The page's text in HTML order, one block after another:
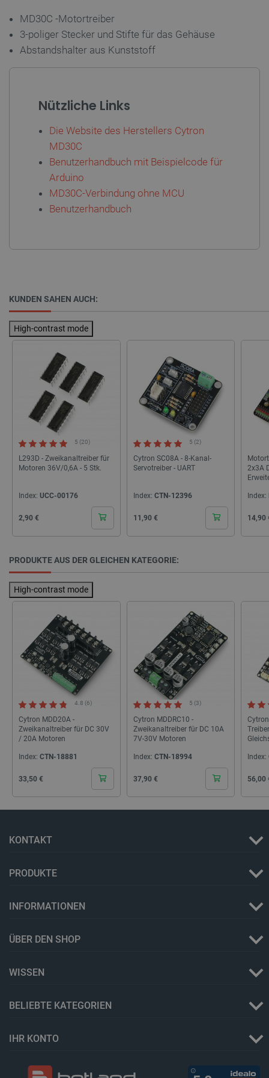
MD30C -Motortreiber
3-poliger Stecker und Stifte für das Gehäuse
Abstandshalter aus Kunststoff
Nützliche Links
Die Website des Herstellers Cytron
MD30C
Benutzerhandbuch mit Beispielcode für
Arduino
MD30C-Verbindung ohne MCU
Benutzerhandbuch
KUNDEN SAHEN AUCH:
High-contrast mode
5 (20)
L293D - Zweikanaltreiber für
Motoren 36V/0,6A - 5 Stk.
Index: UCC-00176
Cena
2,90 €
5 (2)
Cytron SC08A - 8-Kanal-
Servotreiber - UART
Index: CTN-12396
Cena
11,90 €
2x3A
Index:
Cena
14,90
PRODUKTE AUS DER GLEICHEN KATEGORIE:
High-contrast mode
4.8 (6)
Cytron MDD20A -
Zweikanaltreiber für DC 30V
/ 20A Motoren
Index: CTN-18881
Cena
33,50 €
5 (3)
Cytron MDDRC10 -
Zweikanaltreiber für DC 10A
7V-30V Motoren
Index: CTN-18994
Cena
37,90 €
Index:
Cena
56,00
KONTAKT
PRODUKTE
INFORMATIONEN
ÜBER DEN SHOP
WISSEN
BELIEBTE KATEGORIEN
IHR KONTO
critAccountId
PrestaShop-[abcdef0123456789]{32} .botland.de
LaVisitorId_Ym90bGFuZC5sYWRlc2suY29tLw
_lb
isListDisplay botland.de
LaSID
_smvs .botland.de
critCartData
50
botland.de
Datenschutzerklärung von Google